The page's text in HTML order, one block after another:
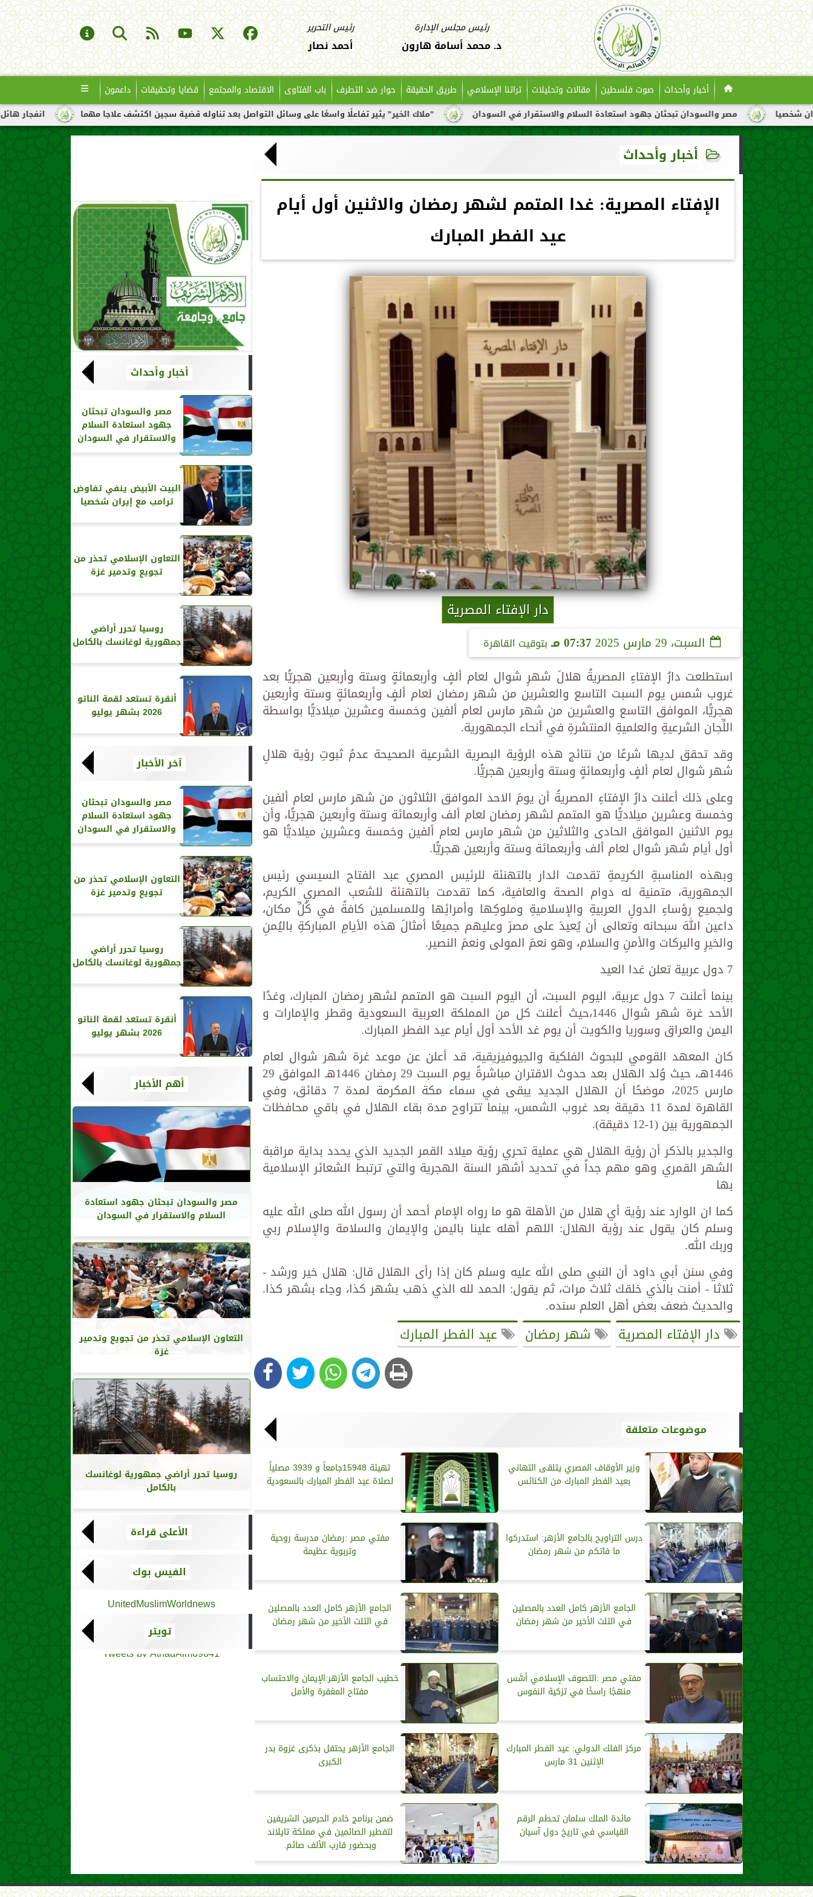
رئيس مجلس الإدارة
د. محمد أسامة هارون
رئيس التحرير
أحمد نصار
أخبار وأحداث صوت فلسطين مقالات وتحليلات تراثنا الإسلامي طريق الحقيقة حوار ضد التطرف باب الفتاوى الاقتصاد والمجتمع قضايا وتحقيقات داعمون
انفجار هائل لناقلة نفط ”ملاك الخير” يثير تفاعلًا واسعًا على وسائل التواصل بعد تناوله قضية سجين اكتشف علاجا مهما مصر والسودان تبحثان جهود استعادة السلام والاستقرار في السودان
أخبار وأحداث
الإفتاء المصرية: غدا المتمم لشهر رمضان والاثنين أول أيام
عيد الفطر المبارك
دار الإفتاء المصرية
السبت، 29 مارس 2025 07:37 مـ بتوقيت القاهرة
استطلعت دارُ الإفتاءِ المصريةُ هلالَ شهرِ شوال لعام ألفٍ وأربعمائةٍ وستة وأربعين هجريًّا بعد
غروب شمس يوم السبت التاسع والعشرين من شهر رمضان لعام ألفٍ وأربعمائةٍ وستة وأربعين
هجريًّا، الموافق التاسع والعشرين من شهر مارس لعام ألفين وخمسة وعشرين ميلاديًّا بواسطة
اللِّجان الشرعيةِ والعلميةِ المنتشرةِ في أنحاء الجمهورية.
وقد تحقق لديها شرعًا من نتائج هذه الرؤية البصرية الشرعية الصحيحة عدمُ ثبوتِ رؤية هلالِ
شهر شوال لعام ألفٍ وأربعمائةٍ وستة وأربعين هجريًّا.
وعلى ذلك أعلنت دارُ الإفتاءِ المصريةُ أن يومَ الاحد الموافق الثلاثون من شهر مارس لعام ألفين
وخمسة وعشرين ميلاديًّا هو المتمم لشهر رمضان لعام ألف وأربعمائة وستة وأربعين هجريًّا، وأن
يوم الاثنين الموافق الحادى والثلاثين من شهر مارس لعام ألفين وخمسة وعشرين ميلاديًّا هو
أول أيام شهر شوال لعام ألف وأربعمائة وستة وأربعين هجريًّا.
وبهذه المناسبةِ الكريمةِ تقدمت الدار بالتهنئة للرئيس المصري عبد الفتاح السيسي رئيس
الجمهورية، متمنية له دوام الصحة والعافية، كما تقدمت بالتهنئة للشعب المصري الكريم،
ولجميع رؤساءِ الدولِ العربيةِ والإسلاميةِ وملوكِها وأمرائِها وللمسلمين كافةً في كُلِّ مكان،
داعين اللهَ سبحانه وتعالى أن يُعيدَ على مصرَ وعليهم جميعًا أمثالَ هذه الأيامِ المباركةِ باليُمنِ
والخيرِ والبركات والأمنِ والسلام، وهو نعمَ المولى ونعمَ النصير.
7 دول عربية تعلن غدا العيد
بينما أعلنت 7 دول عربية، اليوم السبت، أن اليوم السبت هو المتمم لشهر رمضان المبارك، وغدًا
الأحد غرة شهر شوال 1446،حيث أعلنت كل من المملكة العربية السعودية وقطر والإمارات و
اليمن والعراق وسوريا والكويت أن يوم غد الأحد أول أيام عيد الفطر المبارك.
كان المعهد القومي للبحوث الفلكية والجيوفيزيقية، قد أعلن عن موعد غرة شهر شوال لعام
1446هـ، حيث وُلد الهلال بعد حدوث الاقتران مباشرةً يوم السبت 29 رمضان 1446هـ الموافق 29
مارس 2025، موضحًا أن الهلال الجديد يبقى في سماء مكة المكرمة لمدة 7 دقائق، وفي
القاهرة لمدة 11 دقيقة بعد غروب الشمس، بينما تتراوح مدة بقاء الهلال في باقي محافظات
الجمهورية بين (1-12 دقيقة).
والجدير بالذكر أن رؤية الهلال هي عملية تحري رؤية ميلاد القمر الجديد الذي يحدد بداية مراقبة
الشهر القمري وهو مهم جداً في تحديد أشهر السنة الهجرية والتي ترتبط الشعائر الإسلامية
بها
كما ان الوارد عند رؤية أي هلال من الأهلة هو ما رواه الإمام أحمد أن رسول الله صلى الله عليه
وسلم كان يقول عند رؤية الهلال: اللهم أهله علينا باليمن والإيمان والسلامة والإسلام ربي
وربك الله.
وفي سنن أبي داود أن النبي صلى الله عليه وسلم كان إذا رأى الهلال قال: هلال خير ورشد -
ثلاثا - أمنت بالذي خلقك ثلاث مرات، ثم يقول: الحمد لله الذي ذهب بشهر كذا، وجاء بشهر كذا.
والحديث ضعف بعض أهل العلم سنده.
دار الإفتاء المصرية شهر رمضان عيد الفطر المبارك
موضوعات متعلقة
وزير الأوقاف المصري يتلقى التهاني
بعيد الفطر المبارك من الكنائس
تهيئة 15948جامعاً و 3939 مصلياً
لصلاة عيد الفطر المبارك بالسعودية
درس التراويح بالجامع الأزهر: استدركوا
ما فاتكم من شهر رمضان
مفتي مصر :رمضان مدرسة روحية
وتربوية عظيمة
الجامع الأزهر كامل العدد بالمصلين
في الثلث الأخير من شهر رمضان
الجامع الأزهر كامل العدد بالمصلين
في الثلث الأخير من شهر رمضان
مفتي مصر :التصوف الإسلامي أسَّس
منهجًا راسخًا في تزكية النفوس
خطيب الجامع الأزهر:الإيمان والاحتساب
مفتاح المغفرة والأمل
مركز الفلك الدولي: عيد الفطر المبارك
الإثنين 31 مارس
الجامع الأزهر يحتفل بذكرى غزوة بدر
الكبرى
مائدة الملك سلمان تحطم الرقم
القياسي في تاريخ دول آسيان
ضمن برنامج خادم الحرمين الشريفين
لتفطير الصائمين في مملكة تايلاند
وبحضور قارب الألف صائم.
أخبار وأحداث
مصر والسودان تبحثان
جهود استعادة السلام
والاستقرار في السودان
البيت الأبيض ينفي تفاوض
ترامب مع إيران شخصيا
التعاون الإسلامي تحذر من
تجويع وتدمير غزة
روسيا تحرر أراضي
جمهورية لوغانسك بالكامل
أنقرة تستعد لقمة الناتو
2026 بشهر يوليو
آخر الأخبار
مصر والسودان تبحثان
جهود استعادة السلام
والاستقرار في السودان
التعاون الإسلامي تحذر من
تجويع وتدمير غزة
روسيا تحرر أراضي
جمهورية لوغانسك بالكامل
أنقرة تستعد لقمة الناتو
2026 بشهر يوليو
أهم الأخبار
مصر والسودان تبحثان جهود استعادة
السلام والاستقرار في السودان
التعاون الإسلامي تحذر من تجويع وتدمير
غزة
روسيا تحرر أراضي جمهورية لوغانسك
بالكامل
الأعلى قراءة
الفيس بوك
UnitedMuslimWorldnews
تويتر
Tweets by AthadAlm69641